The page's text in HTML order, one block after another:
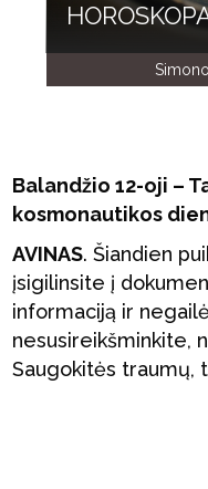
Balandžio 12-oji –
kosmonautikos
AVINAS. Šiandien
įsigilinsite į
informaciją ir
nesusireikšminkite,
Saugokitės traumų,